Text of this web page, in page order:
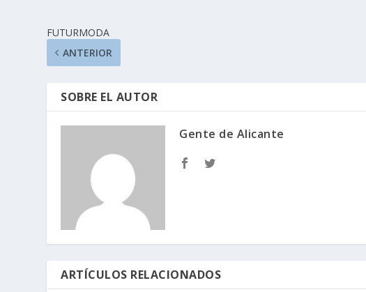
FUTURMODA
ANTERIOR
SOBRE EL AUTOR
Gente de Alicante
ARTÍCULOS RELACIONADOS